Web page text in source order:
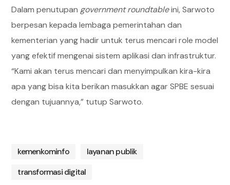
Dalam penutupan government roundtableini, Sarwoto
berpesan kepada lembaga pemerintahan dan
kementerian yang hadir untuk terus mencari role model
yang efektif mengenai sistem aplikasi dan infrastruktur.
“Kami akan terus mencari dan menyimpulkan kira-kira
apa yang bisa kita berikan masukkan agar SPBE sesuai
dengan tujuannya,” tutup Sarwoto.
kemenkominfo
layanan publik
transformasi digital